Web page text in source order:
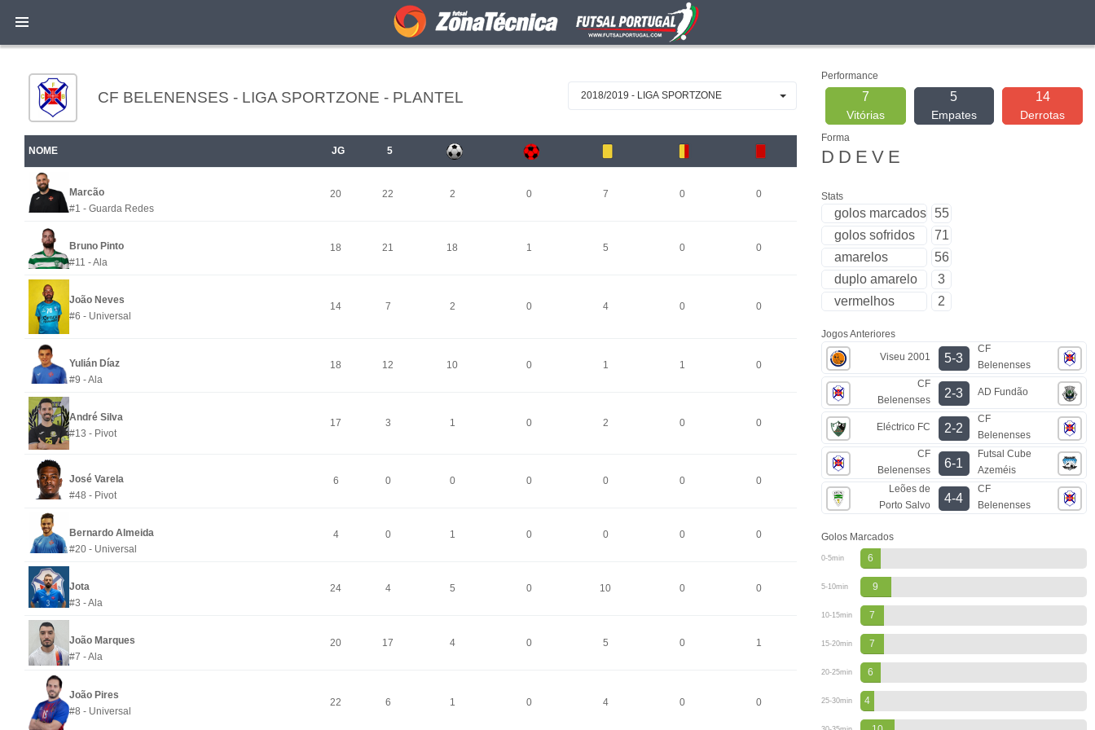
CF BELENENSES - LIGA SPORTZONE - PLANTEL 2018/2019 - LIGA SPORTZONE
NOME JG 5
Marcão
#1 - Guarda Redes
20 22 2 0 7 0 0
Bruno Pinto
#11 - Ala
18 21 18 1 5 0 0
João Neves
#6 - Universal
14 7 2 0 4 0 0
Yulián Díaz
#9 - Ala
18 12 10 0 1 1 0
André Silva
#13 - Pivot
17 3 1 0 2 0 0
José Varela
#48 - Pivot
6 0 0 0 0 0 0
Bernardo Almeida
#20 - Universal
4 0 1 0 0 0 0
Jota
#3 - Ala
24 4 5 0 10 0 0
João Marques
#7 - Ala
20 17 4 0 5 0 1
João Pires
#8 - Universal
22 6 1 0 4 0 0
Performance
7
Vitórias
5
Empates
14
Derrotas
Forma
D D E V E
Stats
golos marcados
55
golos sofridos
71
amarelos
56
duplo amarelo
3
vermelhos
2
Jogos Anteriores
Viseu 2001
5-3
CF
Belenenses
CF
Belenenses
2-3 AD Fundão
Eléctrico FC 2-2
CF
Belenenses
CF
Belenenses
6-1
Futsal Cube
Azeméis
Leões de
Porto Salvo
4-4
CF
Belenenses
Golos Marcados
0-5min 6
5-10min 9
10-15min 7
15-20min 7
20-25min 6
25-30min 4